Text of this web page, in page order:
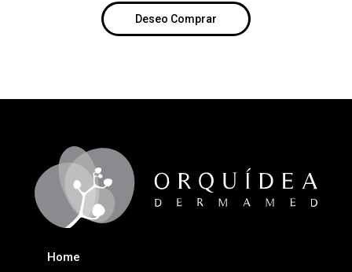
Deseo Comprar
Home